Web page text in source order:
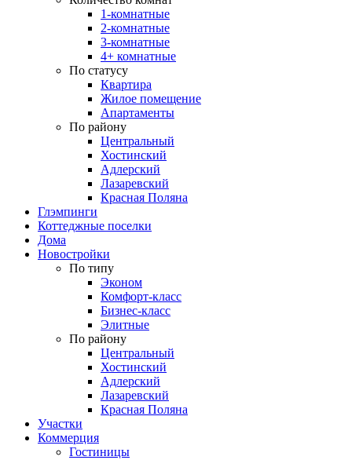
1-комнатные
2-комнатные
3-комнатные
4+ комнатные
По статусу
Квартира
Жилое помещение
Апартаменты
По району
Центральный
Хостинский
Адлерский
Лазаревский
Красная Поляна
Глэмпинги
Коттеджные поселки
Дома
Новостройки
По типу
Эконом
Комфорт-класс
Бизнес-класс
Элитные
По району
Центральный
Хостинский
Адлерский
Лазаревский
Красная Поляна
Участки
Коммерция
Гостиницы